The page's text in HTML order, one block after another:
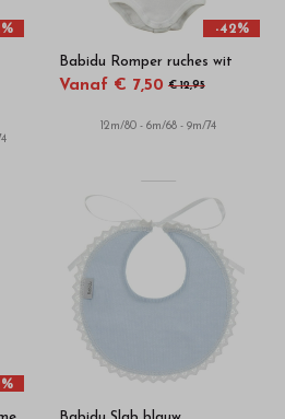
-42%
Babidu Romper ruches wit
Vanaf € 7,50 € 12,95
12m/80 - 6m/68 - 9m/74